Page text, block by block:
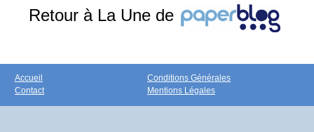
Retour à La Une de
Accueil
Contact
Conditions Générales
Mentions Légales